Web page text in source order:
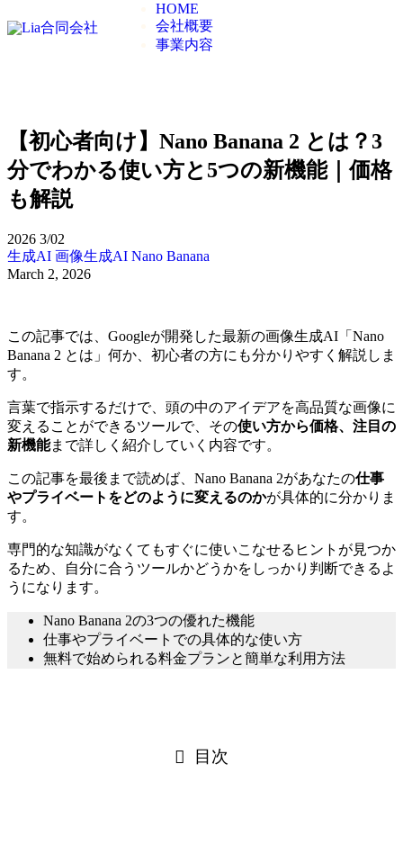
HOME
会社概要
事業内容
【初心者向け】Nano Banana 2 とは？3
分でわかる使い方と5つの新機能｜価格
も解説
2026 3/02
生成AI 画像生成AI Nano Banana
March 2, 2026
この記事では、Googleが開発した最新の画像生成AI「Nano
Banana 2 とは」何か、初心者の方にも分かりやすく解説しま
す。
言葉で指示するだけで、頭の中のアイデアを高品質な画像に
変えることができるツールで、その使い方から価格、注目の
新機能まで詳しく紹介していく内容です。
この記事を最後まで読めば、Nano Banana 2があなたの仕事
やプライベートをどのように変えるのかが具体的に分かりま
す。
専門的な知識がなくてもすぐに使いこなせるヒントが見つか
るため、自分に合うツールかどうかをしっかり判断できるよ
うになります。
Nano Banana 2の3つの優れた機能
仕事やプライベートでの具体的な使い方
無料で始められる料金プランと簡単な利用方法
目次